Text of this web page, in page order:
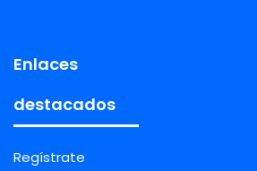
Enlaces
destacados
Regístrate